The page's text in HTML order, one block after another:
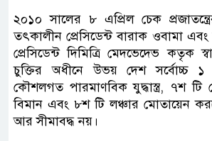
২০১০ সালের ৮ এপ্রিল চেক প্রজাতন্ত্রের
তৎকালীন প্রেসিডেন্ট বারাক ওবামা
প্রেসিডেন্ট দিমিত্রি মেদভেদেভ কতৃক
চুক্তির অধীনে উভয় দেশ সর্বোচ্চ
কৌশলগত পারমাণবিক যুদ্ধাস্ত্র, ৭শ টি
বিমান এবং ৮শ টি লঞ্চার মোতায়েন
আর সীমাবদ্ধ নয়।